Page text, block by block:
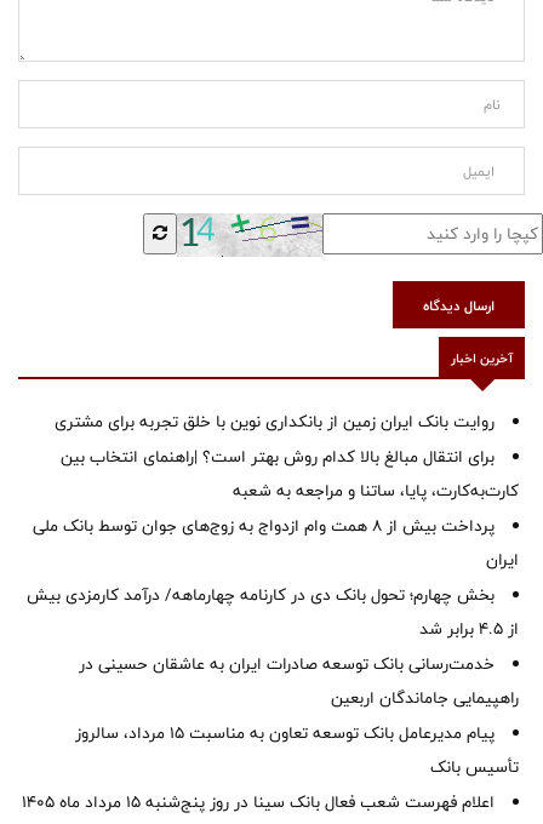
ارسال دیدگاه
آخرین اخبار
روایت بانک ایران زمین از بانکداری نوین با خلق تجربه برای مشتری
برای انتقال مبالغ بالا کدام روش بهتر است؟ |راهنمای انتخاب بین
کارت‌به‌کارت، پایا، ساتنا و مراجعه به شعبه
پرداخت بیش از ۸ همت وام ازدواج به زوج‌های جوان توسط بانک ملی
ایران
بخش چهارم؛ تحول بانک دی در کارنامه چهارماهه/ درآمد کارمزدی بیش
از ۴.۵ برابر شد
خدمت‌رسانی بانک توسعه صادرات ایران به عاشقان حسینی در
راهپیمایی جاماندگان اربعین
پیام مدیرعامل بانک توسعه تعاون به مناسبت 15 مرداد، سالروز
تأسیس بانک
اعلام فهرست شعب فعال بانک سینا در روز پنج‌شنبه 15 مرداد ماه 1405